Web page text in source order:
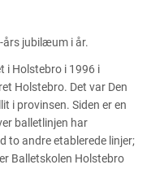
års jubilæum i år.
i Holstebro i 1996 i
Holstebro. Det var Den
i provinsen. Siden er en
balletlinjen har
to andre etablerede linjer;
Balletskolen Holstebro